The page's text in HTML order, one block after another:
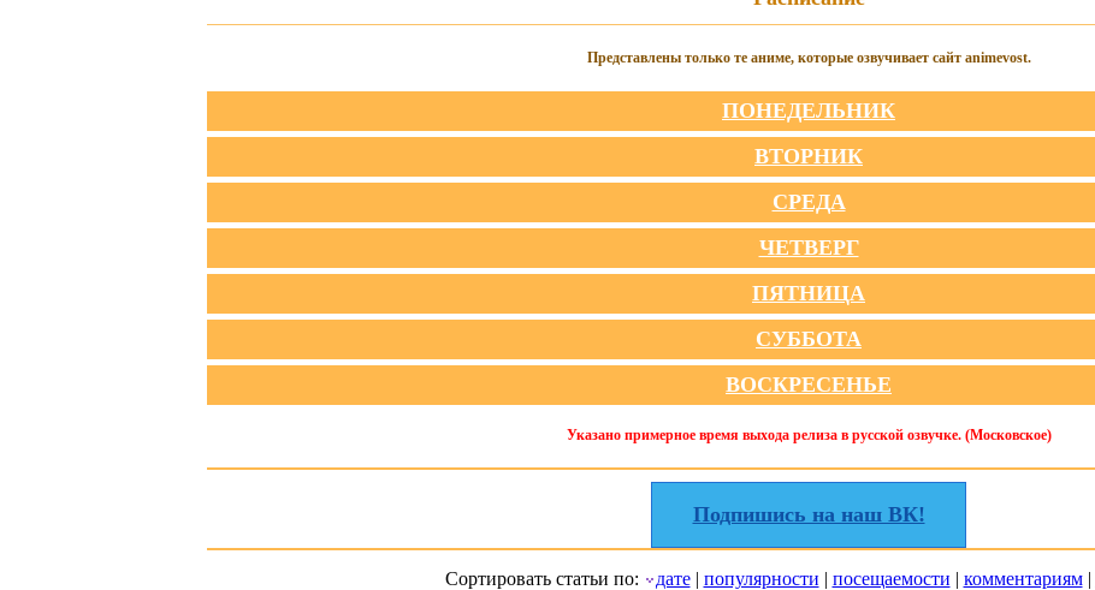
Представлены только те аниме, которые озвучивает сайт animevost.
ПОНЕДЕЛЬНИК
ВТОРНИК
СРЕДА
ЧЕТВЕРГ
ПЯТНИЦА
СУББОТА
ВОСКРЕСЕНЬЕ
Указано примерное время выхода релиза в русской озвучке. (Московское)
Подпишись на наш ВК!
Сортировать статьи по: дате| популярности | посещаемости | комментариям|